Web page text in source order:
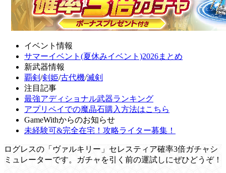
イベント情報
サマーイベント(夏休みイベント)2026まとめ
新武器情報
覇剣 /剣姫/古代機/滅剣
注目記事
最強アディショナル武器ランキング
アプリペイでの魔晶石購入方法はこちら
GameWithからのお知らせ
未経験可&完全在宅！攻略ライター募集！
ログレスの「ヴァルキリー」セレスティア確率3倍ガチャシ
ミュレーターです。ガチャを引く前の運試しにぜひどうぞ！